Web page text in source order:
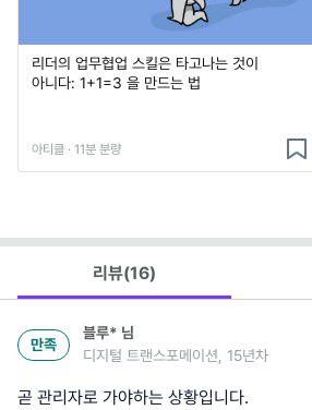
리더의 업무협업 스킬은 타고나는 것이
아니다: 1+1=3 을 만드는 법
아티클 · 11분 분량
리뷰(16)
만족
블루* 님
디지털 트랜스포메이션, 15년차
곧 관리자로 가야하는 상황입니다.